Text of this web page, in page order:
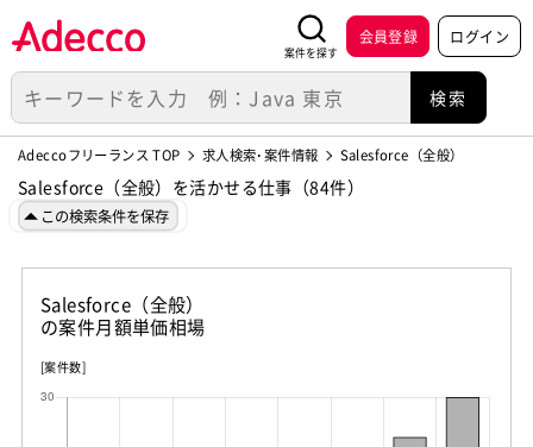
案件を探す
会員登録 ログイン
Adeccoフリーランス TOP 求人検索･案件情報 Salesforce（全般）
Salesforce（全般）を活かせる仕事（84件）
この検索条件を保存
Salesforce（全般）
の案件月額単価相場
[案件数]